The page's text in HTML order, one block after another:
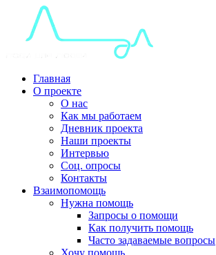
Главная
О проекте
О нас
Как мы работаем
Дневник проекта
Наши проекты
Интервью
Соц. опросы
Контакты
Взаимопомощь
Нужна помощь
Запросы о помощи
Как получить помощь
Часто задаваемые вопросы
Хочу помощь